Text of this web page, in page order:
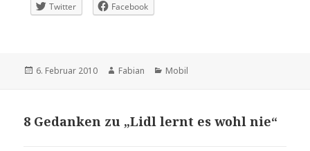
Twitter
Facebook
Veröffentlicht
6. Februar 2010 Autor
Fabian Kategorien
Mobil
8 Gedanken zu „Lidl lernt es wohl nie“